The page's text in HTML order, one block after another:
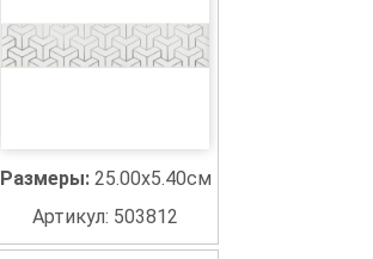
Размеры: 25.00x5.40см
Артикул: 503812